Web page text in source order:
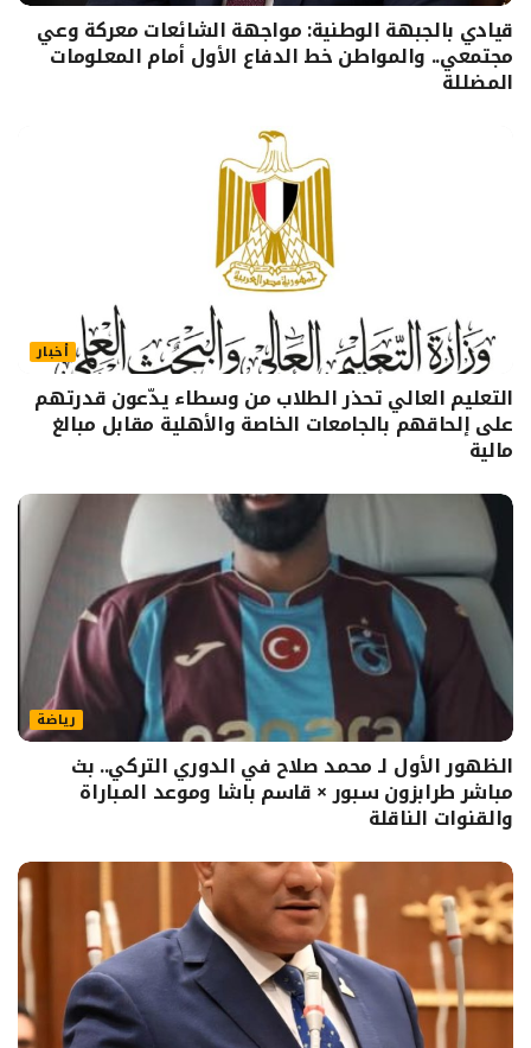
قيادي بالجبهة الوطنية: مواجهة الشائعات معركة وعي
مجتمعي.. والمواطن خط الدفاع الأول أمام المعلومات
المضللة
أخبار
التعليم العالي تحذر الطلاب من وسطاء يدّعون قدرتهم
على إلحاقهم بالجامعات الخاصة والأهلية مقابل مبالغ
مالية
رياضة
الظهور الأول لـ محمد صلاح في الدوري التركي.. بث
مباشر طرابزون سبور × قاسم باشا وموعد المباراة
والقنوات الناقلة